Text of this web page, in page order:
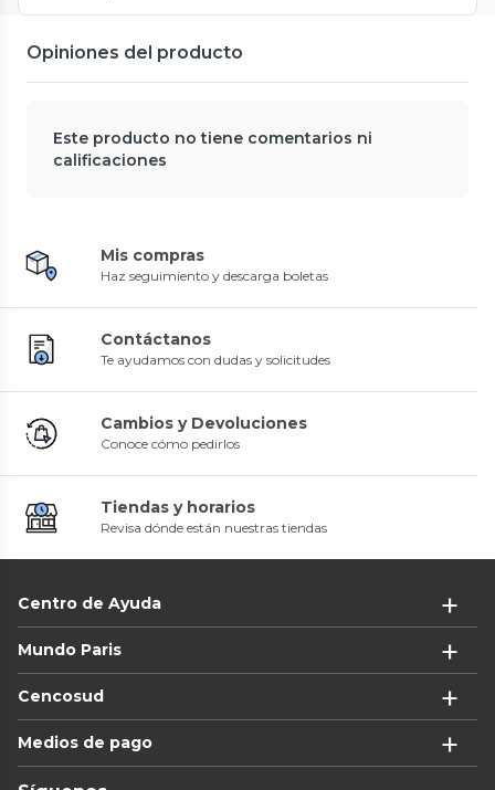
Opiniones del producto
Este producto no tiene comentarios ni
calificaciones
Mis compras
Haz seguimiento y descarga boletas
Contáctanos
Te ayudamos con dudas y solicitudes
Cambios y Devoluciones
Conoce cómo pedirlos
Tiendas y horarios
Revisa dónde están nuestras tiendas
Centro de Ayuda
Mundo Paris
Cencosud
Medios de pago